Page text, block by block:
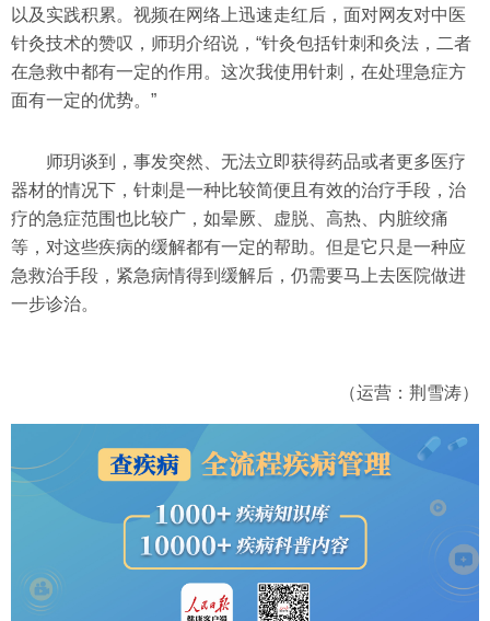
以及实践积累。视频在网络上迅速走红后，面对网友对中医
针灸技术的赞叹，师玥介绍说，“针灸包括针刺和灸法，二者
在急救中都有一定的作用。这次我使用针刺，在处理急症方
面有一定的优势。”
师玥谈到，事发突然、无法立即获得药品或者更多医疗
器材的情况下，针刺是一种比较简便且有效的治疗手段，治
疗的急症范围也比较广，如晕厥、虚脱、高热、内脏绞痛
等，对这些疾病的缓解都有一定的帮助。但是它只是一种应
急救治手段，紧急病情得到缓解后，仍需要马上去医院做进
一步诊治。
（运营：荆雪涛）